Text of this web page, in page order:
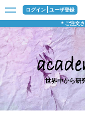
ログイン ユーザ登録
＊ご注文
世界中から研